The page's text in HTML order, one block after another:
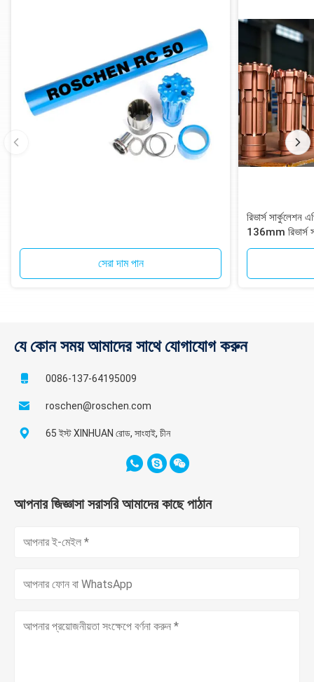
সেরা দাম পান
রিভার্স
136mm রিভার্স
যে কোন সময় আমাদের সাথে যোগাযোগ করুন
0086-137-64195009
roschen@roschen.com
65 ইস্ট XINHUAN রোড, সাংহাই, চীন
আপনার জিজ্ঞাসা সরাসরি আমাদের কাছে পাঠান